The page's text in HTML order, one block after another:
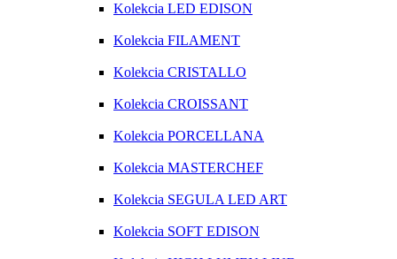
Kolekcia LED EDISON
Kolekcia FILAMENT
Kolekcia CRISTALLO
Kolekcia CROISSANT
Kolekcia PORCELLANA
Kolekcia MASTERCHEF
Kolekcia SEGULA LED ART
Kolekcia SOFT EDISON